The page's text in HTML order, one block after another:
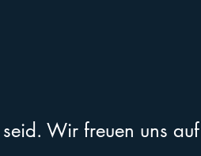
Wir freuen uns auf